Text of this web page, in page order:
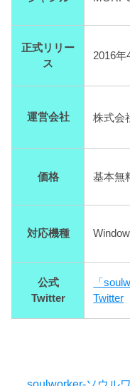
正式リリー
ス
2016年
運営会社 株式会
価格 基本無
対応機種
公式
Twitter
「
Twitter